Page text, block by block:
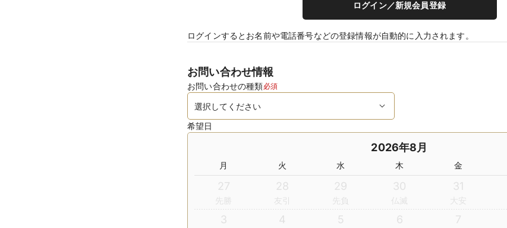
ログイン／新規会員登録
ログインするとお名前や電話番号などの登録情報が自動的に入力されます。
お問い合わせ情報
お問い合わせの種類必須
希望日
2026年8月
月 火 水 木 金
27
先勝
28
友引
29
先負
30
仏滅
31
大安
3 4 5 6 7